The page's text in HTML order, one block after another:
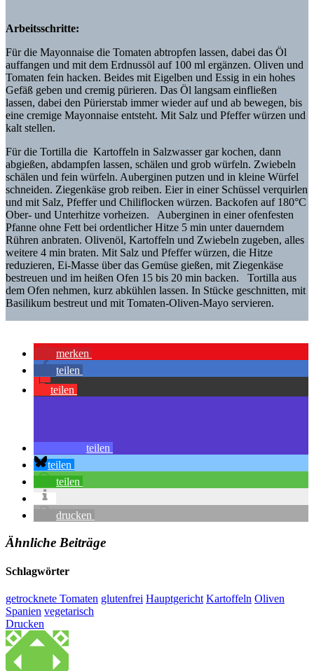
Arbeitsschritte:
Für die Mayonnaise die Tomaten abtropfen lassen, dabei das Öl
auffangen und mit dem Erdnussöl auf 100 ml ergänzen. Oliven und
Tomaten fein hacken. Beides mit Eigelben und Essig in ein hohes
Gefäß geben und cremig pürieren. Das Öl langsam einfließen
lassen, dabei den Pürierstab immer wieder auf und ab bewegen, bis
eine cremige Mayonnaise entsteht. Mit Salz und Pfeffer würzen und
kalt stellen.
Für die Tortilla die Kartoffeln in Salzwasser gar kochen, dann
abgießen, abdampfen lassen, schälen und grob würfeln. Zwiebeln
schälen und fein würfeln. Auberginen putzen und in kleine Würfel
schneiden. Ziegenkäse grob reiben. Eier in einer Schüssel verquirlen
und mit Salz, Pfeffer und Chiliflocken würzen. Backofen auf 180°C
Ober- und Unterhitze vorheizen. Auberginen in einer ofenfesten
Pfanne ohne Fett bei ordentlicher Hitze 5 min unter dauerndem
Rühren anbraten. Olivenöl, Kartoffeln und Zwiebeln zugeben, alles
weitere 4 min braten. Mit Salz und Pfeffer würzen, die Hitze
reduzieren, Ei-Masse über das Gemüse gießen, mit Ziegenkäse
bestreuen und im heißen Ofen 15 bis 20 min backen. Tortilla aus
dem Ofen nehmen, kurz abkühlen lassen. In Stücke geschnitten, mit
Basilikum bestreut und mit Tomaten-Oliven-Mayo servieren.
merken
teilen
teilen
teilen
teilen
teilen
drucken
Ähnliche Beiträge
Schlagwörter
getrocknete Tomaten glutenfrei Hauptgericht Kartoffeln Oliven
Spanien vegetarisch
Drucken